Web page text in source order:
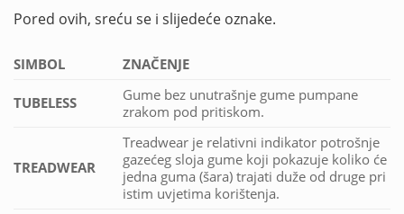
Pored ovih, sreću se i slijedeće oznake.
SIMBOL ZNAČENJE
TUBELESS
Gume bez unutrašnje gume pumpane
zrakom pod pritiskom.
TREADWEAR
Treadwear je relativni indikator potrošnje
gazećeg sloja gume koji pokazuje koliko će
jedna guma (šara) trajati duže od druge pri
istim uvjetima korištenja.